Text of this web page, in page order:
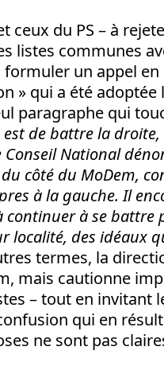
ceux du PS – à
listes communes
un appel en
» qui a été
paragraphe qui
est de battre la
National
côté du MoDem,
à la gauche. Il
à se battre
des idéaux
termes, la
mais cautionne
– tout en invitant
qui en
ne sont pas